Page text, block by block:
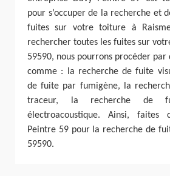
pour s’occuper de la recherche et
fuites sur votre toiture à
rechercher toutes les fuites sur
59590, nous pourrons procéder par
comme : la recherche de fuite
de fuite par fumigène, la
traceur, la recherche de
électroacoustique. Ainsi, faites
Peintre 59 pour la recherche de
59590.